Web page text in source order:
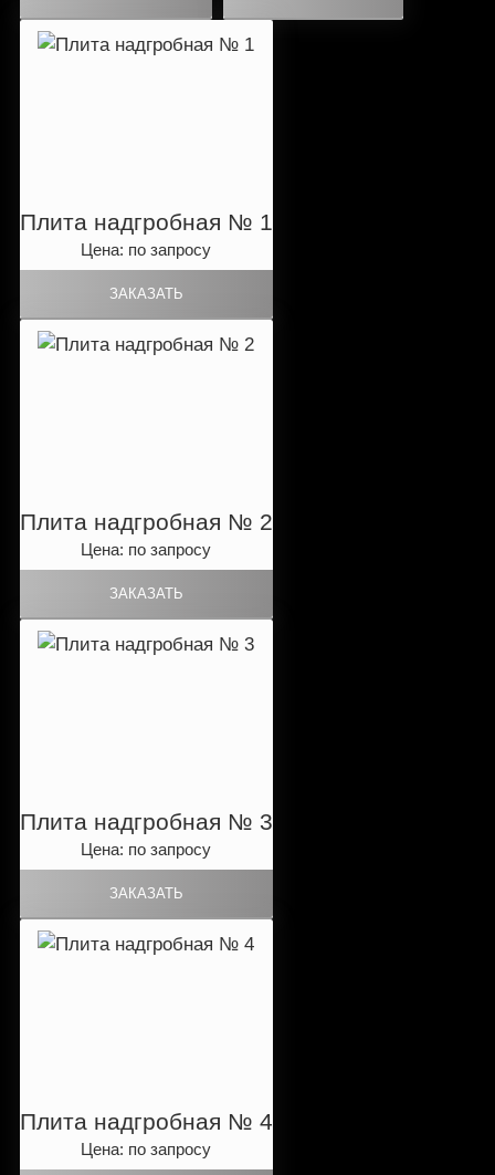
Плита надгробная № 1
Цена: по запросу
Плита надгробная № 2
Цена: по запросу
Плита надгробная № 3
Цена: по запросу
Плита надгробная № 4
Цена: по запросу